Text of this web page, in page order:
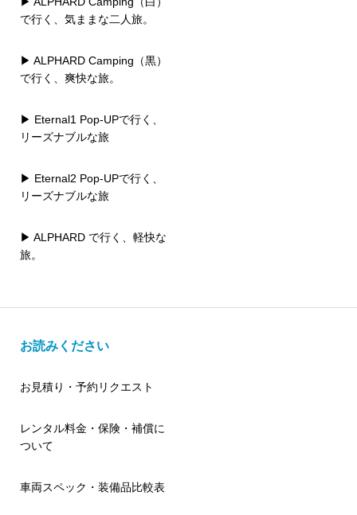
で行く、気ままな二人旅。
▶ ALPHARD Camping（黒）
で行く、爽快な旅。
▶ Eternal1 Pop-UPで行く、
リーズナブルな旅
▶ Eternal2 Pop-UPで行く、
リーズナブルな旅
▶ ALPHARD で行く、軽快な
旅。
お読みください
お見積り・予約リクエスト
レンタル料金・保険・補償に
ついて
車両スペック・装備品比較表